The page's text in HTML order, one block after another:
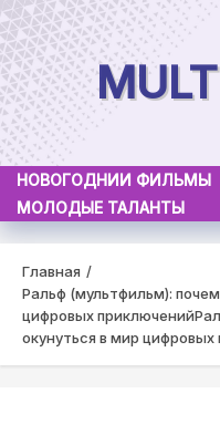
Skip
to
content
НОВОГОДНИИ ФИЛЬМЫ
МОЛОДЫЕ ТАЛАНТЫ
Главная
Ральф (мультфильм):
цифровых приключений
окунуться в мир